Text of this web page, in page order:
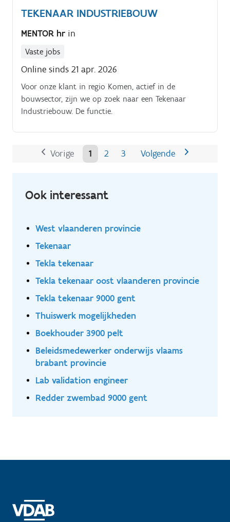
Jouw taken:. Je verdiept je in elk project door overleg
zodat je de verwachtingen en verkoopsinhoud
perfect begrijpt Je vertaalt deze input naar
oog voor technische haalbaarheid, regelgeving en
materiaalkeuze Samen met de commercieel
verantwoordelijke licht je de ontwerpen toe aan de
klant en stuur je bij waar nodig Je werkt de
TEKENAAR INDUSTRIEBOUW
MENTOR hr in
Vaste jobs
Online sinds 21 apr. 2026
Voor onze klant in regio Komen, actief in de
bouwsector, zijn we op zoek naar een Tekenaar
Industriebouw. De functie.
Vorige 1 2 3 Volgende
Ook interessant
West vlaanderen provincie
Tekenaar
Tekla tekenaar
Tekla tekenaar oost vlaanderen provincie
Tekla tekenaar 9000 gent
Thuiswerk mogelijkheden
Boekhouder 3900 pelt
Beleidsmedewerker onderwijs vlaams
brabant provincie
Lab validation engineer
Redder zwembad 9000 gent